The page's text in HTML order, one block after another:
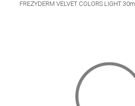
FREZYDERM VELVET COLORS LIGHT 30ml